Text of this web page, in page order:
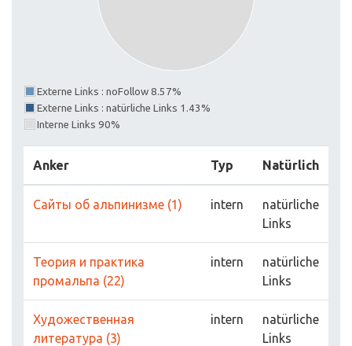
Externe Links : noFollow 8.57%
Externe Links : natürliche Links 1.43%
Interne Links 90%
Anker Typ Natürlich
Сайты об альпинизме (1) intern
natürliche
Links
Теория и практика
промальпа (22)
intern
natürliche
Links
Художественная
литература (3)
intern
natürliche
Links